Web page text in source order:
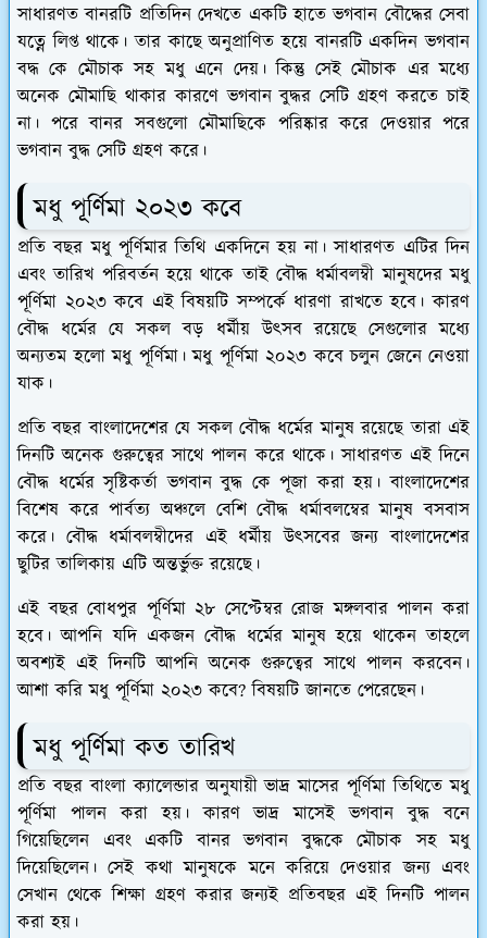
সাধারণত বানরটি প্রতিদিন দেখতে একটি হাতে ভগবান বৌদ্ধের সেবা
যত্নে লিপ্ত থাকে। তার কাছে অনুপ্রাণিত হয়ে বানরটি একদিন ভগবান
বদ্ধ কে মৌচাক সহ মধু এনে দেয়। কিন্তু সেই মৌচাক এর মধ্যে
অনেক মৌমাছি থাকার কারণে ভগবান বুদ্ধর সেটি গ্রহণ করতে চাই
না। পরে বানর সবগুলো মৌমাছিকে পরিষ্কার করে দেওয়ার পরে
ভগবান বুদ্ধ সেটি গ্রহণ করে।
মধু পূর্ণিমা ২০২৩ কবে
প্রতি বছর মধু পূর্ণিমার তিথি একদিনে হয় না। সাধারণত এটির দিন
এবং তারিখ পরিবর্তন হয়ে থাকে তাই বৌদ্ধ ধর্মাবলম্বী মানুষদের মধু
পূর্ণিমা ২০২৩ কবে এই বিষয়টি সম্পর্কে ধারণা রাখতে হবে। কারণ
বৌদ্ধ ধর্মের যে সকল বড় ধর্মীয় উৎসব রয়েছে সেগুলোর মধ্যে
অন্যতম হলো মধু পূর্ণিমা। মধু পূর্ণিমা ২০২৩ কবে চলুন জেনে নেওয়া
যাক।
প্রতি বছর বাংলাদেশের যে সকল বৌদ্ধ ধর্মের মানুষ রয়েছে তারা এই
দিনটি অনেক গুরুত্বের সাথে পালন করে থাকে। সাধারণত এই দিনে
বৌদ্ধ ধর্মের সৃষ্টিকর্তা ভগবান বুদ্ধ কে পূজা করা হয়। বাংলাদেশের
বিশেষ করে পার্বত্য অঞ্চলে বেশি বৌদ্ধ ধর্মাবলম্বের মানুষ বসবাস
করে। বৌদ্ধ ধর্মাবলম্বীদের এই ধর্মীয় উৎসবের জন্য বাংলাদেশের
ছুটির তালিকায় এটি অন্তর্ভুক্ত রয়েছে।
এই বছর বোধপুর পূর্ণিমা ২৮ সেপ্টেম্বর রোজ মঙ্গলবার পালন করা
হবে। আপনি যদি একজন বৌদ্ধ ধর্মের মানুষ হয়ে থাকেন তাহলে
অবশ্যই এই দিনটি আপনি অনেক গুরুত্বের সাথে পালন করবেন।
আশা করি মধু পূর্ণিমা ২০২৩ কবে? বিষয়টি জানতে পেরেছেন।
মধু পূর্ণিমা কত তারিখ
প্রতি বছর বাংলা ক্যালেন্ডার অনুযায়ী ভাদ্র মাসের পূর্ণিমা তিথিতে মধু
পূর্ণিমা পালন করা হয়। কারণ ভাদ্র মাসেই ভগবান বুদ্ধ বনে
গিয়েছিলেন এবং একটি বানর ভগবান বুদ্ধকে মৌচাক সহ মধু
দিয়েছিলেন। সেই কথা মানুষকে মনে করিয়ে দেওয়ার জন্য এবং
সেখান থেকে শিক্ষা গ্রহণ করার জন্যই প্রতিবছর এই দিনটি পালন
করা হয়।